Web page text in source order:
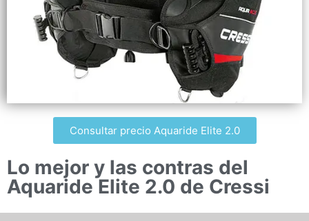
Consultar precio Aquaride Elite 2.0
Lo mejor y las contras del
Aquaride Elite 2.0 de Cressi